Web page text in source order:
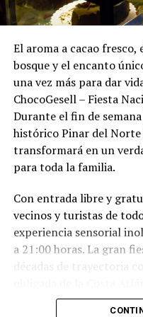
El aroma a cacao
bosque y el encanto
una vez más para dar
ChocoGesell – Fiesta
Durante el fin de
histórico Pinar del Norte
transformará en un
para toda la familia.
Con entrada libre y
vecinos y turistas de
experiencia sensorial
a 21:00 horas. La gran
décadas de trayectoria
buena repostería, el